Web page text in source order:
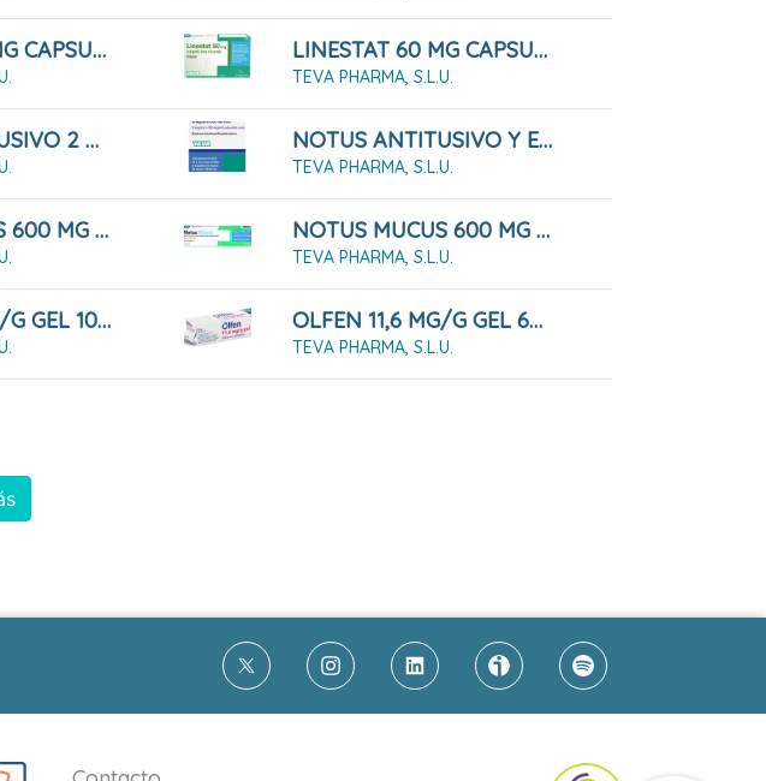
LINESTAT 60 MG CAPSULAS DURAS, 42 Cápsulas ( Blister ) LINESTAT 60 MG CAPSULAS DURAS, 84 Cápsulas ( Blister )
TEVA PHARMA, S.L.U.
NOTUS ANTITUSIVO 2 Mg/ml SOLUCION ORAL , 1 Frasco De 200 Ml NOTUS ANTITUSIVO Y EXPECTORANTE 2 Mg/ml + 20 Mg/ml Solución Oral. 200 Ml
TEVA PHARMA, S.L.U.
NOTUS MUCUS 600 MG COMPRIMIDOS EFERVENCENTES SABOR LIMON, 10 Comprimidos NOTUS MUCUS 600 MG COMPRIMIDOS EFERVENCENTES SABOR LIMON, 20 Comprimidos
TEVA PHARMA, S.L.U.
OLFEN 11,6 MG/G GEL 100 G OLFEN 11,6 MG/G GEL 60 G
TEVA PHARMA, S.L.U.